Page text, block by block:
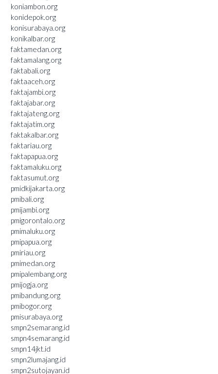
koniambon.org
konidepok.org
konisurabaya.org
konikalbar.org
faktamedan.org
faktamalang.org
faktabali.org
faktaaceh.org
faktajambi.org
faktajabar.org
faktajateng.org
faktajatim.org
faktakalbar.org
faktariau.org
faktapapua.org
faktamaluku.org
faktasumut.org
pmidkijakarta.org
pmibali.org
pmijambi.org
pmigorontalo.org
pmimaluku.org
pmipapua.org
pmiriau.org
pmimedan.org
pmipalembang.org
pmijogja.org
pmibandung.org
pmibogor.org
pmisurabaya.org
smpn2semarang.id
smpn4semarang.id
smpn14jkt.id
smpn2lumajang.id
smpn2sutojayan.id